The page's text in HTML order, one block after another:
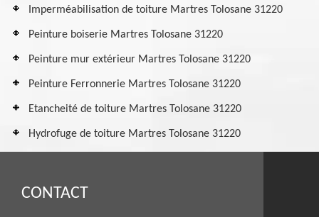
Imperméabilisation de toiture Martres Tolosane 31220
Peinture boiserie Martres Tolosane 31220
Peinture mur extérieur Martres Tolosane 31220
Peinture Ferronnerie Martres Tolosane 31220
Etancheité de toiture Martres Tolosane 31220
Hydrofuge de toiture Martres Tolosane 31220
CONTACT